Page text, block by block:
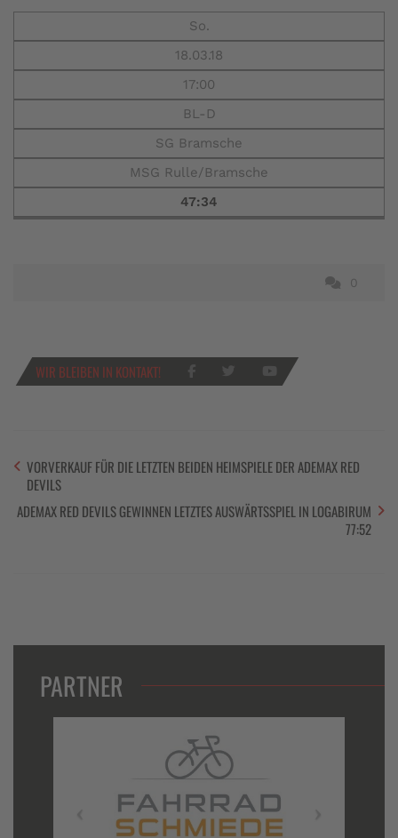
So.
18.03.18
17:00
BL-D
SG Bramsche
MSG Rulle/Bramsche
47:34
0
WIR BLEIBEN IN KONTAKT!
VORVERKAUF FÜR DIE LETZTEN BEIDEN HEIMSPIELE DER ADEMAX RED
DEVILS
ADEMAX RED DEVILS GEWINNEN LETZTES AUSWÄRTSSPIEL IN LOGABIRUM
77:52
PARTNER